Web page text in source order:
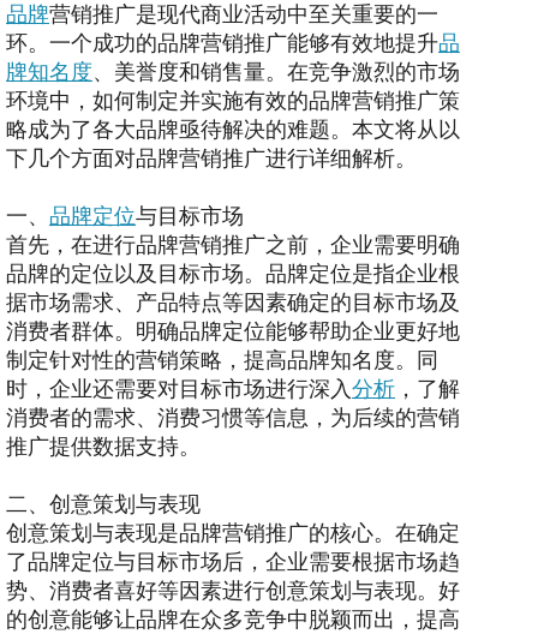
品牌营销推广是现代商业活动中至关重要的一
环。一个成功的品牌营销推广能够有效地提升品
牌知名度、美誉度和销售量。在竞争激烈的市场
环境中，如何制定并实施有效的品牌营销推广策
略成为了各大品牌亟待解决的难题。本文将从以
下几个方面对品牌营销推广进行详细解析。
一、 品牌定位与目标市场
首先，在进行品牌营销推广之前，企业需要明确
品牌的定位以及目标市场。品牌定位是指企业根
据市场需求、产品特点等因素确定的目标市场及
消费者群体。明确品牌定位能够帮助企业更好地
制定针对性的营销策略，提高品牌知名度。同
时，企业还需要对目标市场进行深入分析 ，了解
消费者的需求、消费习惯等信息，为后续的营销
推广提供数据支持。
二、创意策划与表现
创意策划与表现是品牌营销推广的核心。在确定
了品牌定位与目标市场后，企业需要根据市场趋
势、消费者喜好等因素进行创意策划与表现。好
的创意能够让品牌在众多竞争中脱颖而出，提高